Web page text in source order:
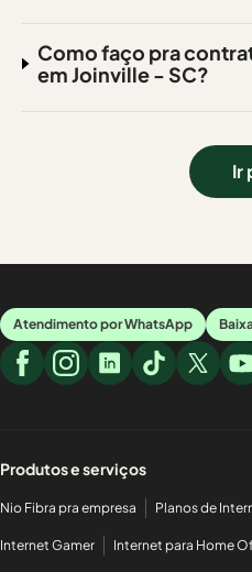
Como faço pra
em Joinville - SC?
Ir
Atendimento por WhatsApp
Produtos e serviços
Nio Fibra pra empresa Planos de
Internet Gamer Internet para Home